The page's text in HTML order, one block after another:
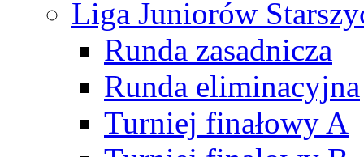
Liga Juniorów
Runda zasadnicza
Runda eliminacyjna
Turniej finałowy A